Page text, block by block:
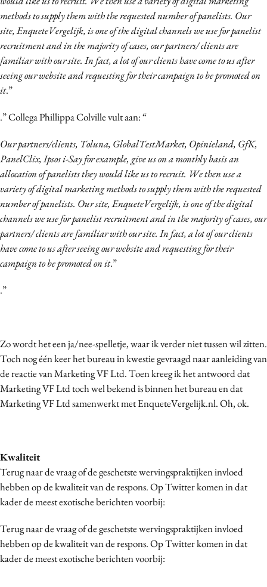
methods to supply them with the requested number of panelists. Our
site, EnqueteVergelijk, is one of the digital channels we use for panelist
recruitment and in the majority of cases, our partners/ clients are
familiar with our site. In fact, a lot of our clients have come to us after
seeing our website and requesting for their campaign to be promoted on
it.”
.” Collega Phillippa Colville vult aan: “
Our partners/clients, Toluna, GlobalTestMarket, Opinieland, GfK,
PanelClix, Ipsos i-Say for example, give us on a monthly basis an
allocation of panelists they would like us to recruit. We then use a
variety of digital marketing methods to supply them with the requested
number of panelists. Our site, EnqueteVergelijk, is one of the digital
channels we use for panelist recruitment and in the majority of cases, our
partners/ clients are familiar with our site. In fact, a lot of our clients
have come to us after seeing our website and requesting for their
campaign to be promoted on it.”
.”
Zo wordt het een ja/nee-spelletje, waar ik verder niet tussen wil zitten.
Toch nog één keer het bureau in kwestie gevraagd naar aanleiding van
de reactie van Marketing VF Ltd. Toen kreeg ik het antwoord dat
Marketing VF Ltd toch wel bekend is binnen het bureau en dat
Marketing VF Ltd samenwerkt met EnqueteVergelijk.nl. Oh, ok.
Kwaliteit
Terug naar de vraag of de geschetste wervingspraktijken invloed
hebben op de kwaliteit van de respons. Op Twitter komen in dat
kader de meest exotische berichten voorbij:
Terug naar de vraag of de geschetste wervingspraktijken invloed
hebben op de kwaliteit van de respons. Op Twitter komen in dat
kader de meest exotische berichten voorbij: